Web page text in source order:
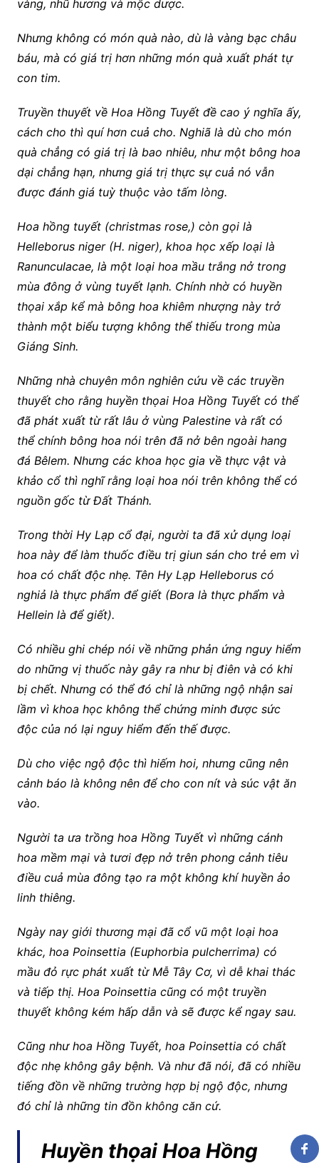
vàng, nhũ hương và mộc dược.
Nhưng không có món quà nào, dù là vàng bạc châu
báu, mà có giá trị hơn những món quà xuất phát tự
con tim.
Truyền thuyết về Hoa Hồng Tuyết đề cao ý nghĩa ấy,
cách cho thì quí hơn cuả cho. Nghiã là dù cho món
quà chẳng có giá trị là bao nhiêu, như một bông hoa
dại chẳng hạn, nhưng giá trị thực sự cuả nó vẫn
được đánh giá tuỳ thuộc vào tấm lòng.
Hoa hồng tuyết (christmas rose,) còn gọi là
Helleborus niger (H. niger), khoa học xếp loại là
Ranunculacae, là một loại hoa mầu trắng nở trong
mùa đông ở vùng tuyết lạnh. Chính nhờ có huyền
thọai xắp kể mà bông hoa khiêm nhượng này trở
thành một biểu tượng không thể thiếu trong mùa
Giáng Sinh.
Những nhà chuyên môn nghiên cứu về các truyền
thuyết cho rằng huyền thọai Hoa Hồng Tuyết có thể
đã phát xuất từ rất lâu ở vùng Palestine và rất có
thể chính bông hoa nói trên đã nở bên ngoài hang
đá Bêlem. Nhưng các khoa học gia về thực vật và
khảo cổ thì nghĩ rằng loại hoa nói trên không thể có
nguồn gốc từ Đất Thánh.
Trong thời Hy Lạp cổ đại, người ta đã xử dụng loại
hoa này để làm thuốc điều trị giun sán cho trẻ em vì
hoa có chất độc nhẹ. Tên Hy Lạp Helleborus có
nghiả là thực phẩm để giết (Bora là thực phẩm và
Hellein là để giết).
Có nhiều ghi chép nói về những phản ứng nguy hiểm
do những vị thuốc này gây ra như bị điên và có khi
bị chết. Nhưng có thể đó chỉ là những ngộ nhận sai
lầm vì khoa học không thể chứng minh được sức
độc của nó lại nguy hiểm đến thế được.
Dù cho việc ngộ độc thì hiếm hoi, nhưng cũng nên
cảnh báo là không nên để cho con nít và súc vật ăn
vào.
Người ta ưa trồng hoa Hồng Tuyết vì những cánh
hoa mềm mại và tươi đẹp nở trên phong cảnh tiêu
điều cuả mùa đông tạo ra một không khí huyền ảo
linh thiêng.
Ngày nay giới thương mại đã cổ vũ một loại hoa
khác, hoa Poinsettia (Euphorbia pulcherrima) có
mầu đỏ rực phát xuất từ Mễ Tây Cơ, vì dễ khai thác
và tiếp thị. Hoa Poinsettia cũng có một truyền
thuyết không kém hấp dẫn và sẽ được kể ngay sau.
Cũng như hoa Hồng Tuyết, hoa Poinsettia có chất
độc nhẹ không gây bệnh. Và như đã nói, đã có nhiều
tiếng đồn về những trường hợp bị ngộ độc, nhưng
đó chỉ là những tin đồn không căn cứ.
Huyền thọai Hoa Hồng